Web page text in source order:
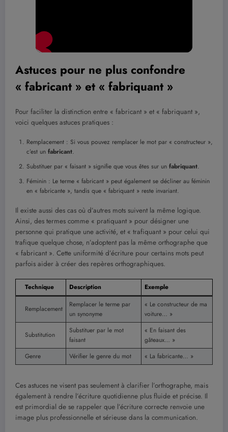
Astuces pour ne plus confondre
« fabricant » et « fabriquant »
Pour faciliter la distinction entre « fabricant » et « fabriquant »,
voici quelques astuces pratiques :
Remplacement : Si vous pouvez remplacer le mot par « constructeur »,
c’est un fabricant.
Substituer par « faisant » signifie que vous êtes sur un fabriquant.
Féminin : Le terme « fabricant » peut également se décliner au féminin
en « fabricante », tandis que « fabriquant » reste invariant.
Il existe aussi des cas où d’autres mots suivent la même logique.
Ainsi, des termes comme « pratiquant » pour désigner une
personne qui pratique une activité, et « trafiquant » pour celui qui
trafique quelque chose, n’adoptent pas la même orthographe que
« fabricant ». Cette uniformité d’écriture pour certains mots peut
parfois aider à créer des repères orthographiques.
Technique Description Exemple
Remplacement
Remplacer le terme par
un synonyme
« Le constructeur de ma
voiture… »
Substitution
Substituer par le mot
faisant
« En faisant des
gâteaux… »
Genre
Vérifier le genre du mot « La fabricante… »
Ces astuces ne visent pas seulement à clarifier l’orthographe, mais
également à rendre l’écriture quotidienne plus fluide et précise. Il
est primordial de se rappeler que l’écriture correcte renvoie une
image plus professionnelle et sérieuse dans la communication.